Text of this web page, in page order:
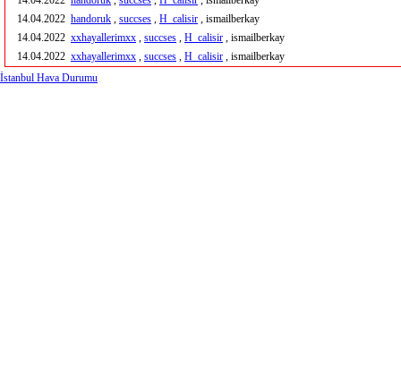
14.04.2022 handoruk , succses , H_calisir , ismailberkay
14.04.2022 xxhayallerimxx , succses , H_calisir , ismailberkay
14.04.2022 xxhayallerimxx , succses , H_calisir , ismailberkay
İstanbul Hava Durumu